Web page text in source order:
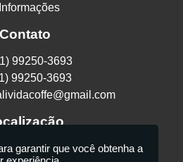
Informações
Contato
99250-3693
99250-3693
27 - Vila Maria Alta - São
garantir que você obtenha a